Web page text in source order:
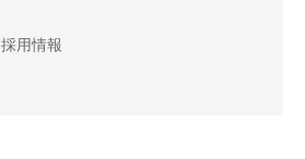
採用情報